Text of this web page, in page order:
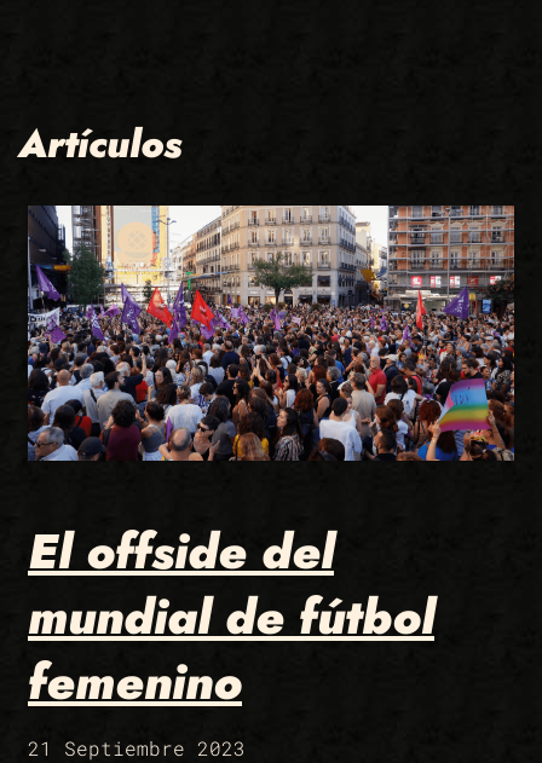
Artículos
El offside del
mundial de fútbol
femenino
21 Septiembre 2023